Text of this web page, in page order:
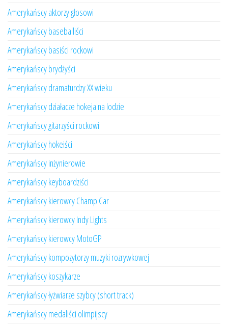
Amerykańscy aktorzy głosowi
Amerykańscy baseballiści
Amerykańscy basiści rockowi
Amerykańscy brydżyści
Amerykańscy dramaturdzy XX wieku
Amerykańscy działacze hokeja na lodzie
Amerykańscy gitarzyści rockowi
Amerykańscy hokeiści
Amerykańscy inżynierowie
Amerykańscy keyboardziści
Amerykańscy kierowcy Champ Car
Amerykańscy kierowcy Indy Lights
Amerykańscy kierowcy MotoGP
Amerykańscy kompozytorzy muzyki rozrywkowej
Amerykańscy koszykarze
Amerykańscy łyżwiarze szybcy (short track)
Amerykańscy medaliści olimpijscy